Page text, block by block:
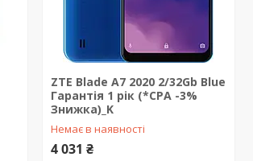
ZTE Blade A7 2020 2/32Gb Blue
Гарантія 1 рік (*CPA -3%
Знижка)_K
Немає в наявності
4 031 ₴